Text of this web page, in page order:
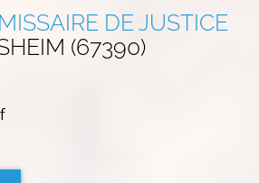
DE JUSTICE
(67390)